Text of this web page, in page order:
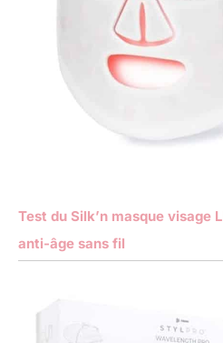
Test du Silk’n masque visage
anti-âge sans fil